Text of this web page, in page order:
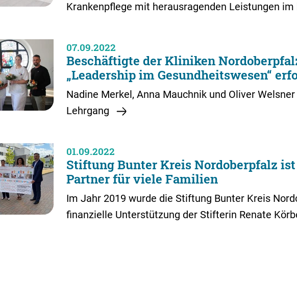
Krankenpflege mit herausragenden Leistungen
07.09.2022
Beschäftigte der Kliniken
„Leadership im Gesundheitswesen“
Nadine Merkel, Anna Mauchnik und Oliver
Lehrgang
01.09.2022
Stiftung Bunter Kreis Nordoberpfalz
Partner für viele Familien
Im Jahr 2019 wurde die Stiftung Bunter Kreis
finanzielle Unterstützung der Stifterin Renate